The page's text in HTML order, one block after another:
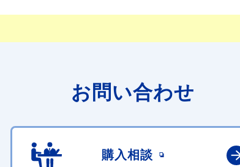
お問い合わせ
購入相談